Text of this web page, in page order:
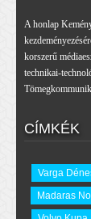
A honlap
korszerű
technikai-
CÍMKÉK
Varga
Madaras